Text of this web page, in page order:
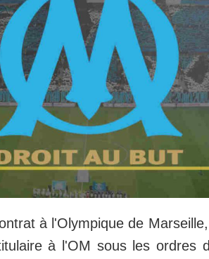
à l'Olympique de
à l'OM sous les ordres